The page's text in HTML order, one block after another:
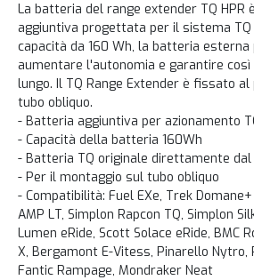
La batteria del range extender TQ HPR
aggiuntiva progettata per il sistema TQ
capacità da 160 Wh, la batteria
aumentare l'autonomia e garantire
lungo. Il TQ Range Extender è fissato
tubo obliquo.
- Batteria aggiuntiva per azionamento
- Capacità della batteria 160Wh
- Batteria TQ originale direttamente
- Per il montaggio sul tubo obliquo
- Compatibilità: Fuel EXe, Trek
AMP LT, Simplon Rapcon TQ, Simplon
Lumen eRide, Scott Solace eRide, BMC
X, Bergamont E-Vitess, Pinarello Nytro,
Fantic Rampage, Mondraker Neat